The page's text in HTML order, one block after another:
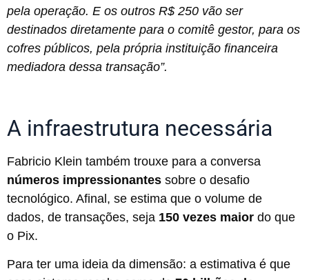
pela operação. E os outros R$ 250 vão ser
destinados diretamente para o comitê gestor, para os
cofres públicos, pela própria instituição financeira
mediadora dessa transação”.
A infraestrutura necessária
Fabricio Klein também trouxe para a conversa
números impressionantes sobre o desafio
tecnológico. Afinal, se estima que o volume de
dados, de transações, seja 150 vezes maior do que
o Pix.
Para ter uma ideia da dimensão: a estimativa é que